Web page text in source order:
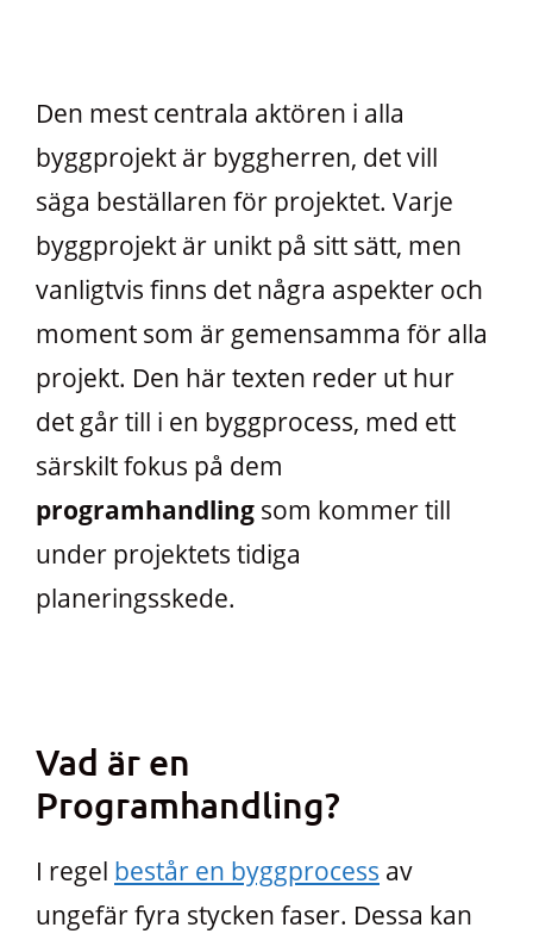
Den mest centrala aktören i alla
byggprojekt är byggherren, det vill
säga beställaren för projektet. Varje
byggprojekt är unikt på sitt sätt, men
vanligtvis finns det några aspekter och
moment som är gemensamma för alla
projekt. Den här texten reder ut hur
det går till i en byggprocess, med ett
särskilt fokus på dem
programhandling som kommer till
under projektets tidiga
planeringsskede.
Vad är en
Programhandling?
I regel består en byggprocess av
ungefär fyra stycken faser. Dessa kan